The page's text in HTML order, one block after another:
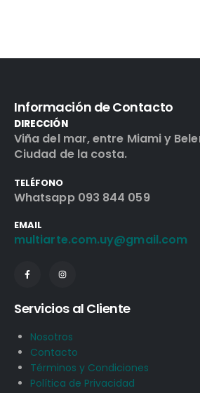
Información de Contacto
DIRECCIÓN
Viña del mar, entre Miami y
Ciudad de la costa.
TELÉFONO
Whatsapp 093 844 059
EMAIL
multiarte.com.uy@gmail.com
Servicios al Cliente
Nosotros
Contacto
Términos y Condiciones
Política de Privacidad